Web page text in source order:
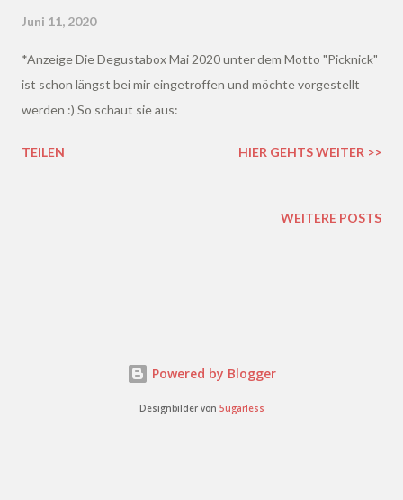
Juni 11, 2020
*Anzeige Die Degustabox Mai 2020 unter dem Motto "Picknick"
ist schon längst bei mir eingetroffen und möchte vorgestellt
werden :) So schaut sie aus:
TEILEN HIER GEHTS WEITER >>
WEITERE POSTS
Powered by Blogger
Designbilder von 5ugarless